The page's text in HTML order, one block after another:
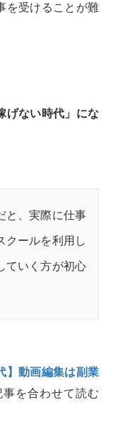
を受けることが難
げない時代」にな
と、実際に仕事
クールを利用し
ていく方が初心
】動画編集は副業
事を合わせて読む